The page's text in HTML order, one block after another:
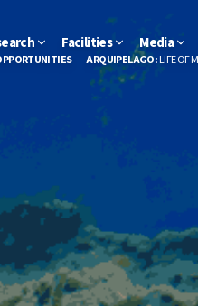
Facilities Media
ARQUIPELAGO: LIFE OF